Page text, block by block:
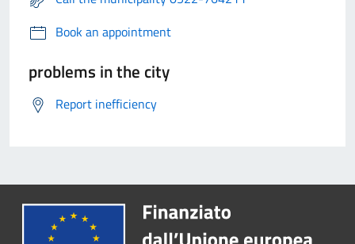
Book an appointment
problems in the city
Report inefficiency